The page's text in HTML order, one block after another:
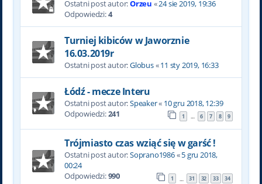
Ostatni post autor:Orzeu «24 sie 2019, 19:36
Odpowiedzi:4
Turniej kibiców w Jaworznie
16.03.2019r
Ostatni post autor:Globus«11 sty 2019, 16:33
Łódź - mecze Interu
Ostatni post autor:Speaker« 10 gru 2018, 12:39
Odpowiedzi:241 1 … 6 7 8 9
Trójmiasto czas wziąć się w garść !
Ostatni post autor:Soprano1986«5 gru 2018,
00:24
Odpowiedzi:990 1 … 31 32 33 34